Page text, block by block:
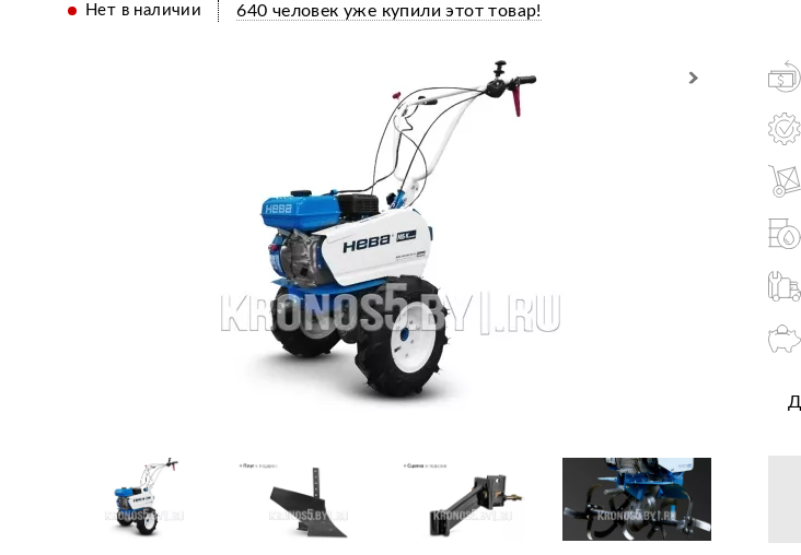
Нет в наличии 640 человек уже купили этот товар!